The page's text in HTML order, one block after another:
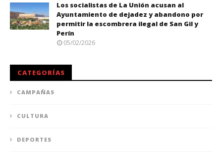
Los socialistas de La Unión acusan al
Ayuntamiento de dejadez y abandono por
permitir la escombrera ilegal de San Gil y
Perín
05/02/2026
CATEGORÍAS
CAMPAÑAS
CULTURA
DEPORTES